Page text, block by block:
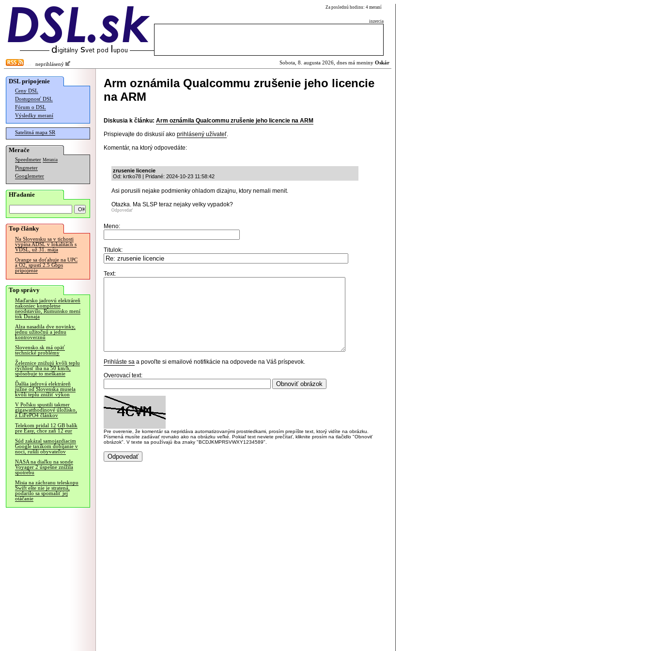
Za poslednú hodinu: 4 meraní
inzercia
neprihlásený Sobota, 8. augusta 2026, dnes má meniny Oskár
DSL pripojenie
Ceny DSL
Dostupnosť DSL
Fórum o DSL
Výsledky meraní
Satelitná mapa SR
Merače
Speedmeter Merania
Pingmeter
Googlemeter
Hľadanie
Top články
Na Slovensku sa v tichosti
vypína ADSL v lokalitách s
VDSL, už 31. mája
Orange sa doťahuje na UPC
a O2, spustí 2.5 Gbps
pripojenie
Top správy
Maďarsko jadrovú elektráreň
nakoniec kompletne
neodstavilo, Rumunsko mení
tok Dunaja
Alza nasadila dve novinky,
jednu užitočnú a jednu
kontroverznú
Slovensko.sk má opäť
technické problémy
Železnice znižujú kvôli teplu
rýchlosť iba na 50 km/h,
spôsobuje to meškanie
Ďalšia jadrová elektráreň
južne od Slovenska musela
kvôli teplu znížiť výkon
V Poľsku spustili takmer
gigawatthodinové úložisko,
z LiFePO4 článkov
Telekom pridal 12 GB balík
pre Easy, chce zaň 12 eur
Súd zakázal samojazdiacim
Google taxíkom dobíjanie v
noci, rušili obyvateľov
NASA na diaľku na sonde
Voyager 2 úspešne znížila
spotrebu
Misia na záchranu teleskopu
Swift ešte nie je stratená,
podarilo sa spomaliť jej
otáčanie
Arm oznámila Qualcommu zrušenie jeho licencie
na ARM
Diskusia k článku: Arm oznámila Qualcommu zrušenie jeho licencie na ARM
Prispievajte do diskusií ako prihlásený užívateľ.
Komentár, na ktorý odpovedáte:
zrusenie licencie
Od: krtko78 | Pridané: 2024-10-23 11:58:42
Asi porusili nejake podmienky ohladom dizajnu, ktory nemali menit.
Otazka. Ma SLSP teraz nejaky velky vypadok?
Odpovedať
Meno:
Titulok:
Text:
Prihláste sa a povoľte si emailové notifikácie na odpovede na Váš príspevok.
Overovací text:
Pre overenie, že komentár sa nepridáva automatizovanými prostriedkami, prosím prepíšte text, ktorý vidíte na obrázku.
Písmená musíte zadávať rovnako ako na obrázku veľké. Pokiaľ text neviete prečítať, kliknite prosím na tlačidlo "Obnoviť
obrázok". V texte sa používajú iba znaky "BCDJKMPRSVWXY1234589".